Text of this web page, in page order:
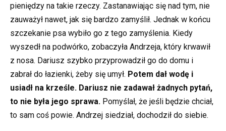
pieniędzy na takie rzeczy. Zastanawiając się nad tym, nie
zauważył nawet, jak się bardzo zamyślił. Jednak w końcu
szczekanie psa wybiło go z tego zamyślenia. Kiedy
wyszedł na podwórko, zobaczyła Andrzeja, który krwawił
z nosa. Dariusz szybko przyprowadził go do domu i
zabrał do łazienki, żeby się umył. Potem dał wodę i
usiadł na krześle. Dariusz nie zadawał żadnych pytań,
to nie była jego sprawa. Pomyślał, że jeśli będzie chciał,
to sam coś powie. Andrzej siedział, dochodził do siebie.